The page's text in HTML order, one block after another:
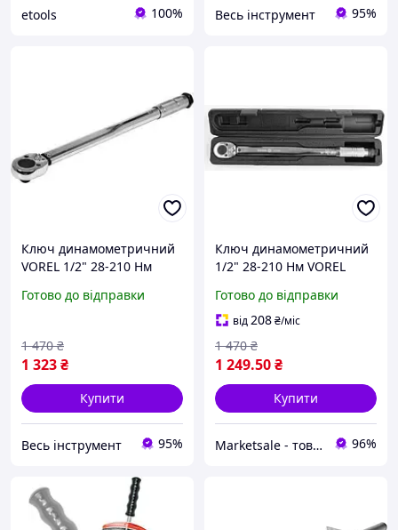
etools 100% Весь інструмент 95%
Ключ динамометричний
VOREL 1/2" 28-210 Нм
Готово до відправки
1 323₴
1 470 ₴
Купити
Весь інструмент 95%
Ключ динамометричний
1/2" 28-210 Нм VOREL
Готово до відправки
від208₴/міс
1 249.50₴
1 470 ₴
Купити
Marketsale - товари зі знижкою 96%